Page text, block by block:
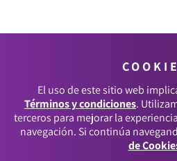
El uso de este sitio web
Términos y condiciones.
terceros para mejorar la
navegación. Si continúa
de